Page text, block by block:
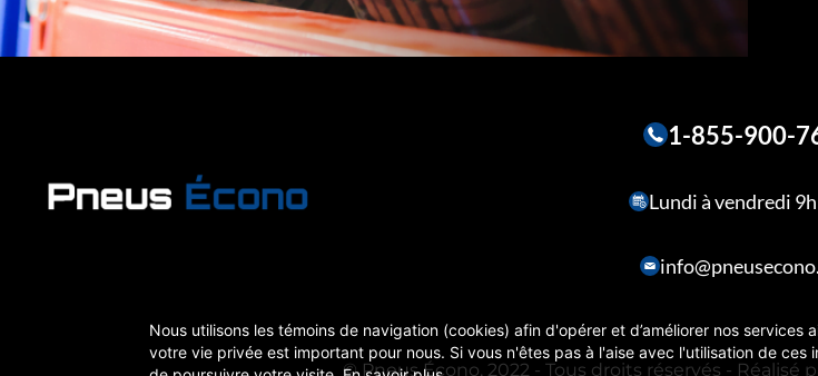
1-855-900-
Lundi à vendredi
© Pneus Écono, 2022 - Tous droits réservés - Réalisé
Nous utilisons les témoins de navigation (cookies) afin d'opérer et d’améliorer nos
votre vie privée est important pour nous. Si vous n'êtes pas à l'aise avec l'utilisation de